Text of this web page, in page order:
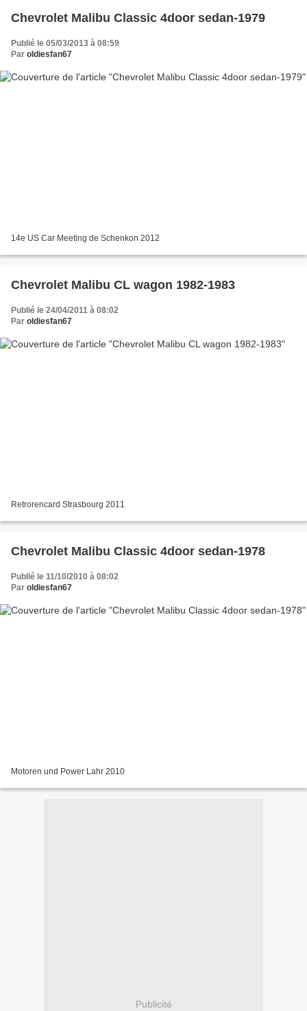
Chevrolet Malibu Classic 4door sedan-1979
Publié le 05/03/2013 à 08:59
Par oldiesfan67
14e US Car Meeting de Schenkon 2012
Chevrolet Malibu CL wagon 1982-1983
Publié le 24/04/2011 à 08:02
Par oldiesfan67
Retrorencard Strasbourg 2011
Chevrolet Malibu Classic 4door sedan-1978
Publié le 11/10/2010 à 08:02
Par oldiesfan67
Motoren und Power Lahr 2010
Publicité